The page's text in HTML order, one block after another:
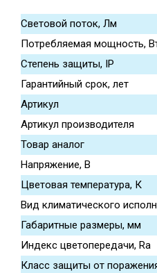
Световой поток, Лм
Потребляемая мощность,
Степень защиты, IP
Гарантийный срок, лет
Артикул
Артикул производителя
Товар аналог
Напряжение, В
Цветовая температура, К
Вид климатического
Габаритные размеры, мм
Индекс цветопередачи, Ra
Класс защиты от